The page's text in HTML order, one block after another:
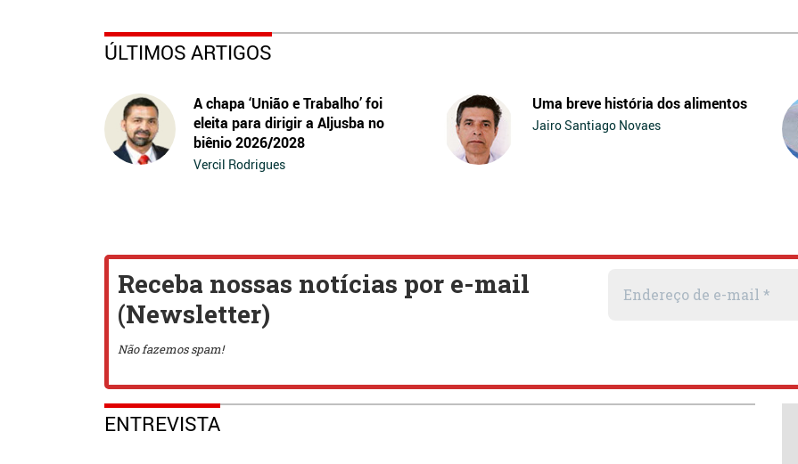
ÚLTIMOS ARTIGOS
A chapa ‘União e Trabalho’ foi
eleita para dirigir a Aljusba no
biênio 2026/2028
Vercil Rodrigues
Uma breve história dos alimentos
Jairo Santiago Novaes
ENTREVISTA